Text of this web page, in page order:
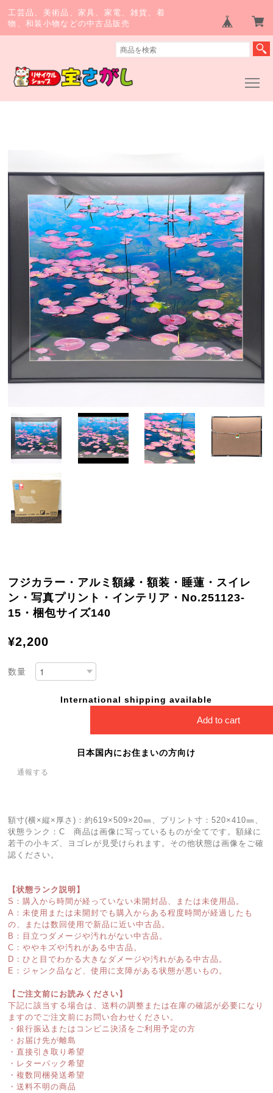
工芸品、美術品、家具、家電、雑貨、着
物、和装小物などの中古品販売
フジカラー・アルミ額縁・額装・睡蓮・スイレ
ン・写真プリント・インテリア・No.251123-
15・梱包サイズ140
¥2,200
数量
International shipping available
Add to cart
日本国内にお住まいの方向け
通報する
額寸(横×縦×厚さ)：約619×509×20㎜、プリント寸：520×410㎜、
状態ランク：C 商品は画像に写っているものが全てです。額縁に
若干の小キズ、ヨゴレが見受けられます。その他状態は画像をご確
認ください。
【状態ランク説明】
S：購入から時間が経っていない未開封品、または未使用品。
A：未使用または未開封でも購入からある程度時間が経過したも
の、または数回使用で新品に近い中古品。
B：目立つダメージや汚れがない中古品。
C：ややキズや汚れがある中古品。
D：ひと目でわかる大きなダメージや汚れがある中古品。
E：ジャンク品など、使用に支障がある状態が悪いもの。
【ご注文前にお読みください】
下記に該当する場合は、送料の調整または在庫の確認が必要になり
ますのでご注文前にお問い合わせください。
・銀行振込またはコンビニ決済をご利用予定の方
・お届け先が離島
・直接引き取り希望
・レターパック希望
・複数同梱発送希望
・送料不明の商品